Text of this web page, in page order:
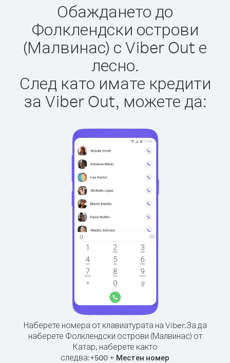
Обаждането до
Фолклендски острови
(Малвинас) с Viber Out е
лесно.
След като имате кредити
за Viber Out, можете да:
Наберете номера от клавиатурата на Viber.За да
наберете Фолклендски острови (Малвинас) от
Катар, наберете както
следва:+500 + Местен номер